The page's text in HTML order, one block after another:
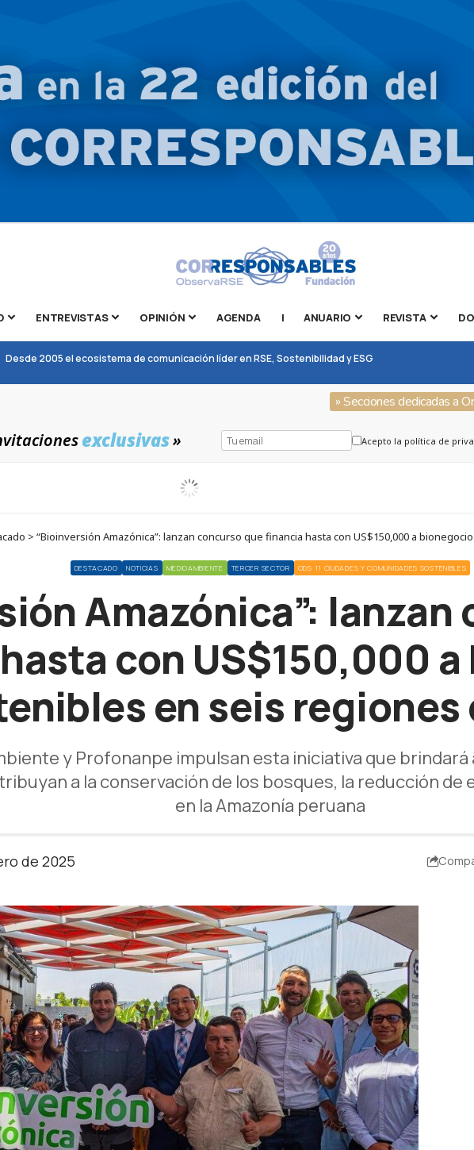
ENTREVISTAS OPINIÓN AGENDA | ANUARIO REVISTA
Desde 2005 el ecosistema de comunicación líder en RSE, Sostenibilidad y ESG
» Secciones dedicadas a
exclusivas» Acepto la política de
> “Bioinversión Amazónica”: lanzan concurso que financia hasta con US$150,000 a
DESTACADO NOTICIAS MEDIOAMBIENTE TERCER SECTOR ODS 11 CIUDADES Y COMUNIDADES SOSTENIBLES
Amazónica”:
con US$150,000
en seis regiones
y Profonanpe impulsan esta iniciativa que
a la conservación de los bosques, la reducción
en la Amazonía peruana
de 2025